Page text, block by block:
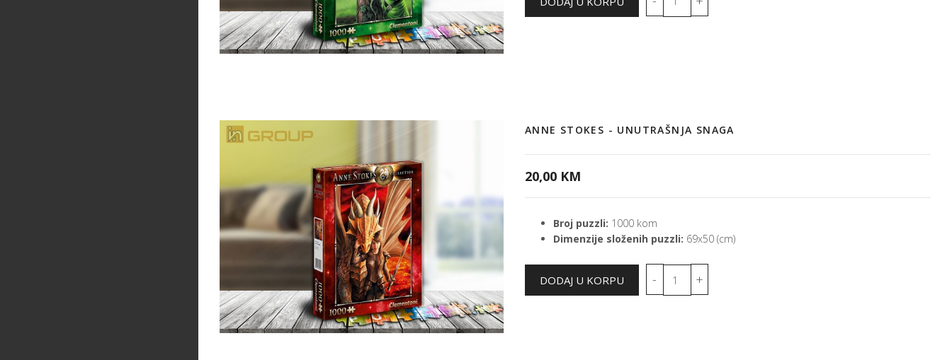
ANNE STOKES - UNUTRAŠNJA SNAGA
20,00 KM
Broj puzzli: 1000 kom
Dimenzije složenih puzzli: 69x50 (cm)